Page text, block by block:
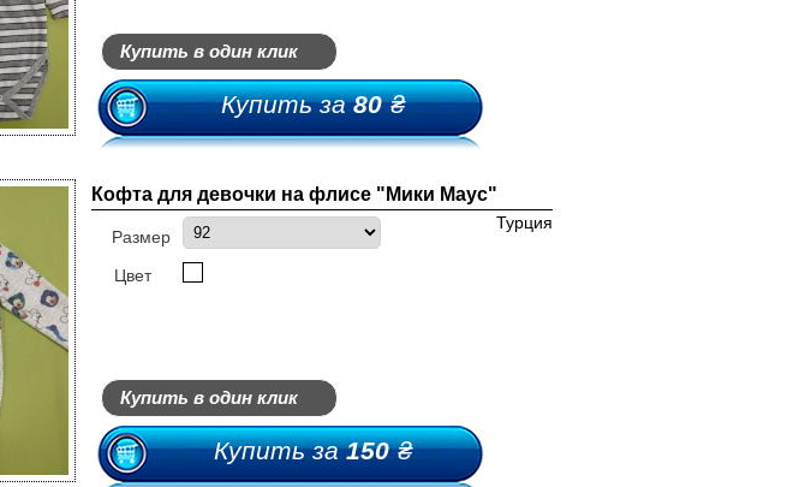
Купить за80₴
Купить в один клик
Кофта для девочки на флисе "Мики Маус"
Турция
Купить за150₴
Купить в один клик
Размер
Цвет